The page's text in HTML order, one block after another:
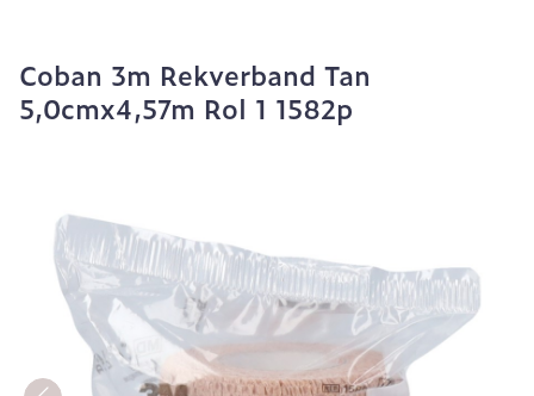
Coban 3m Rekverband Tan
5,0cmx4,57m Rol 1 1582p